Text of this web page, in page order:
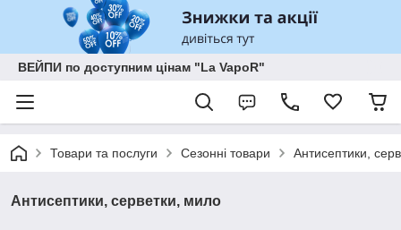
ВЕЙПИ по доступним цінам "La VapoR"
Товари та послуги Сезонні товари Антисептики,
Антисептики, серветки, мило